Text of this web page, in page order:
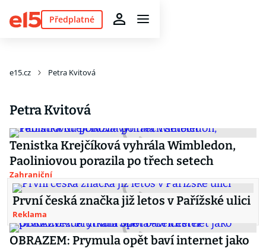
Předplatné
e15.cz Petra Kvitová
Petra Kvitová
Tenistka Krejčíková vyhrála Wimbledon,
Paoliniovou porazila po třech setech
Zahraniční
První česká značka již letos v Pařížské ulici
Reklama
OBRAZEM: Prymula opět baví internet jako